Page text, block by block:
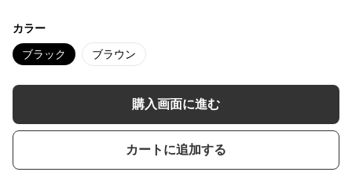
カラー
ブラック ブラウン
購入画面に進む
カートに追加する